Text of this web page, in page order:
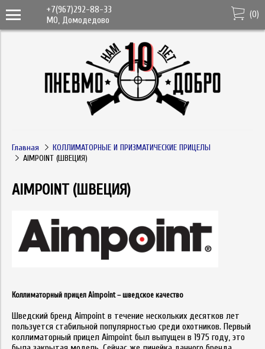
+7(967)292-88-33
МО, Домодедово
(0)
Главная
КОЛЛИМАТОРНЫЕ И ПРИЗМАТИЧЕСКИЕ ПРИЦЕЛЫ
AIMPOINT (ШВЕЦИЯ)
AIMPOINT (ШВЕЦИЯ)
Коллиматорный прицел Aimpoint – шведское качество
Шведский бренд Aimpoint в течение нескольких десятков лет
пользуется стабильной популярностью среди охотников. Первый
коллиматорный прицел Aimpoint был выпущен в 1975 году, это